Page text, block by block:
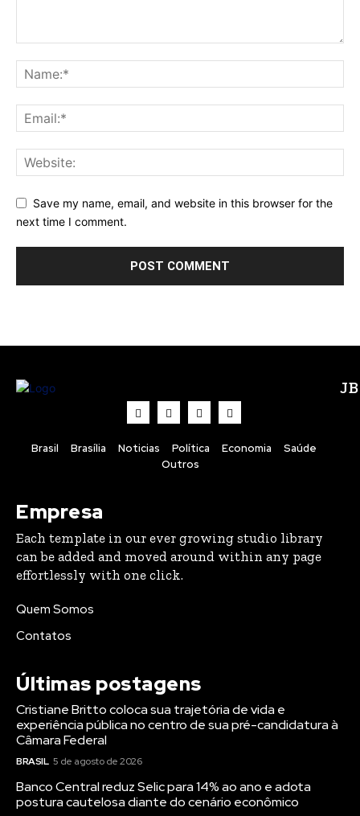
Save my name, email, and website in this browser for the
next time I comment.
Brasil Brasília Noticias Política Economia
Saúde
Outros
Empresa
Each template in our ever growing studio library
can be added and moved around within any page
effortlessly with one click.
Quem Somos
Contatos
Últimas postagens
Cristiane Britto coloca sua trajetória de vida e
experiência pública no centro de sua pré-candidatura à
Câmara Federal
BRASIL 5 de agosto de 2026
Banco Central reduz Selic para 14% ao ano e adota
postura cautelosa diante do cenário econômico